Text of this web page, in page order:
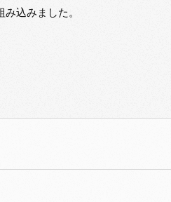
込みました。
ネル 5枚